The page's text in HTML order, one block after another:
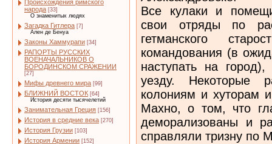
Происхождения римского
народа [33]
О знаменитых людях
Загадка Гитлера [7]
Ален де Бенуа
Законы Хаммурапи [34]
РАПОРТЫ РУССКИХ
ВОЕНАЧАЛЬНИКОВ О
БОРОДИНСКОМ СРАЖЕНИИ
[27]
Мифы древнего мира [99]
БЛИЖНИЙ ВОСТОК [64]
История десяти тысячелетий
Занимательная Греция [156]
История в средние века [270]
История Грузии [103]
История Армении [152]
Все кулаки и
свои отряды по
гетманского
командования (в
наступать на
уезду. Некоторые
колониям и хуторам
Махно, о том, что
деморализованы и
справляли тризну по